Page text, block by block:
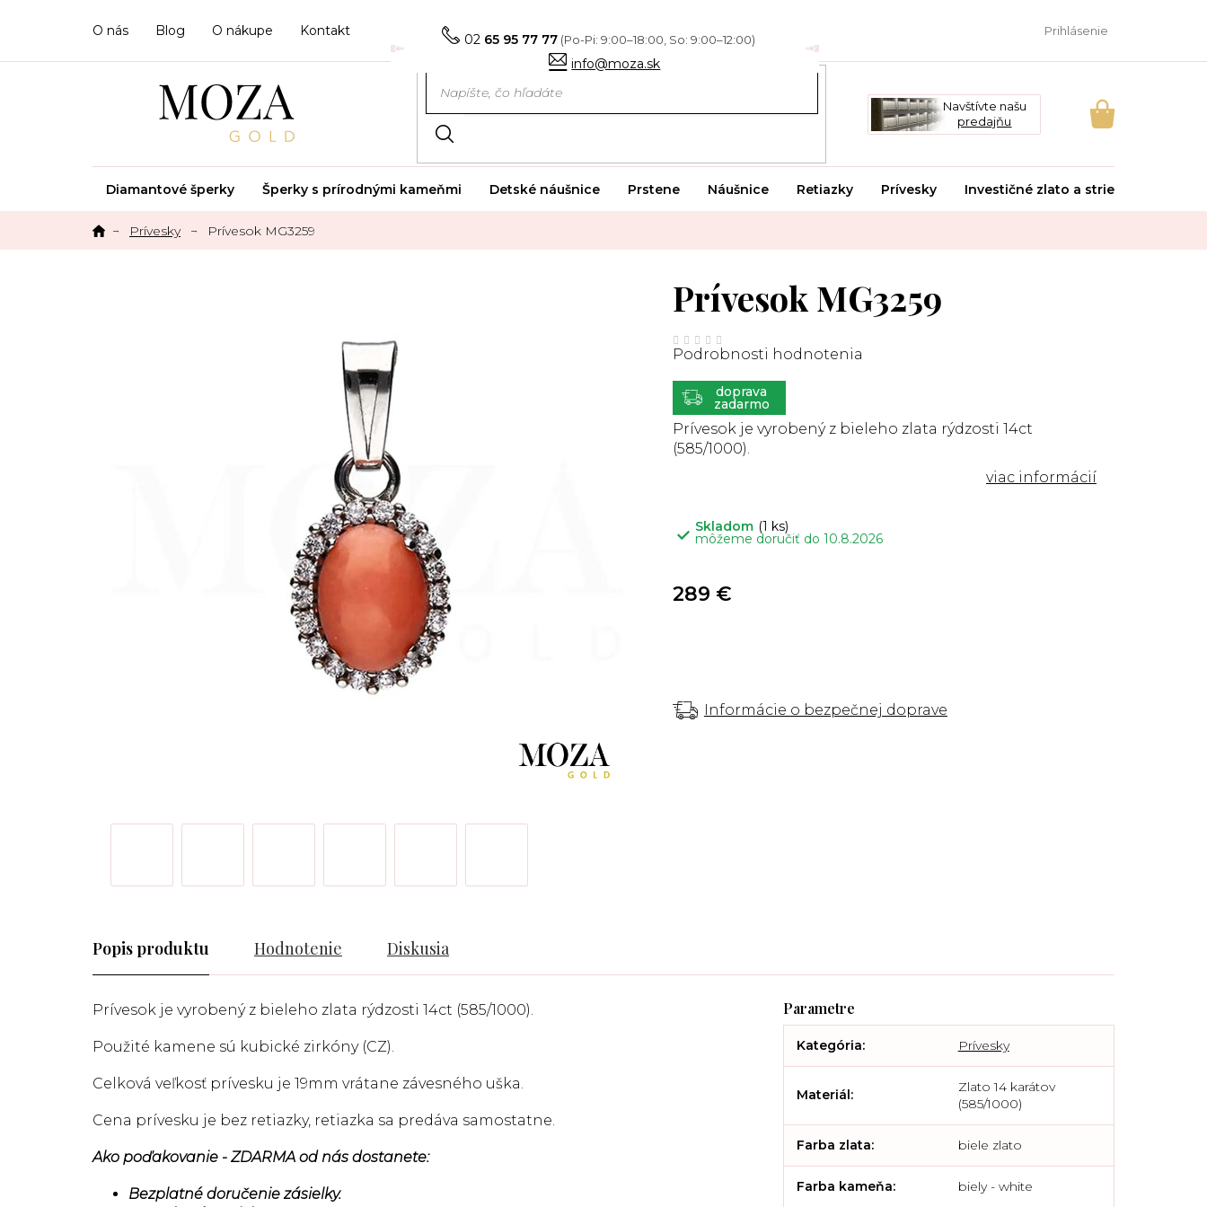
02 65 95 77 77
info@moza.sk
O nás Blog O nákupe Kontakt Prihlásenie
Navštívte našu
predajňu
NÁKUPNÝ
Diamantové šperky Šperky s prírodnými kameňmi Detské náušnice Prstene Náušnice Retiazky Prívesky Investičné zlato a striebro
Prívesky Prívesok MG3259
Skladom (1 ks)
môžeme doručiť do 10.8.2026
Prívesok je vyrobený z bieleho zlata rýdzosti 14ct
(585/1000).
Informácie o bezpečnej doprave
Prívesok MG3259
Priemerné
hodnotenie
produktu
0,0
hviezdičiek.
Podrobnosti hodnotenia
ZADARMO
289 €
Popis Hodnotenie Diskusia
Prívesok je vyrobený z bieleho zlata rýdzosti 14ct (585/1000).
Použité kamene sú kubické zirkóny (CZ).
Celková veľkosť prívesku je 19mm vrátane závesného uška.
Cena prívesku je bez retiazky, retiazka sa predáva samostatne.
Ako poďakovanie - ZDARMA od nás dostanete:
Bezplatné doručenie zásielky.
Kategória: Prívesky
Materiál:
Zlato 14 karátov
(585/1000)
Farba zlata: biele zlato
Farba kameňa: biely - white